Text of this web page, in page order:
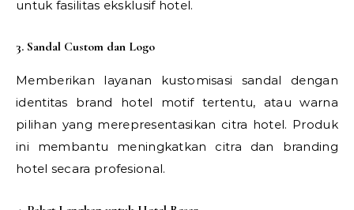
untuk fasilitas eksklusif hotel.
3. Sandal Custom dan Logo
Memberikan layanan kustomisasi sandal dengan
identitas brand hotel motif tertentu, atau warna
pilihan yang merepresentasikan citra hotel. Produk
ini membantu meningkatkan citra dan branding
hotel secara profesional.